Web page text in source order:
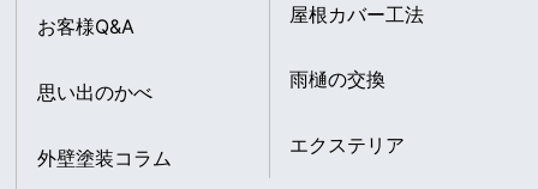
お客様Q&A
思い出のかべ
外壁塗装コラム
屋根カバー工法
雨樋の交換
エクステリア